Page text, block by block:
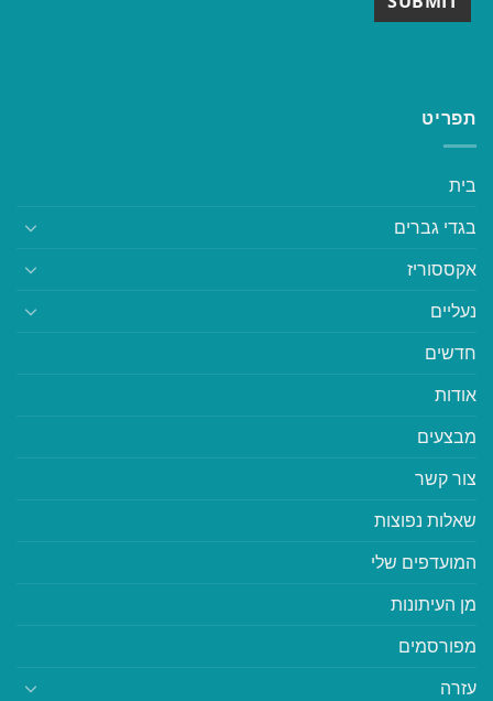
תפריט
בית
בגדי גברים
אקססוריז
נעליים
חדשים
אודות
מבצעים
צור קשר
שאלות נפוצות
המועדפים שלי
מן העיתונות
מפורסמים
עזרה